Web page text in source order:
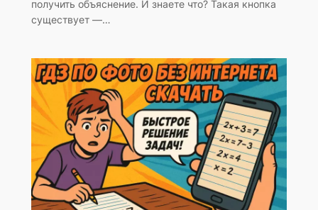
получить объяснение. И знаете что? Такая кнопка
существует —…